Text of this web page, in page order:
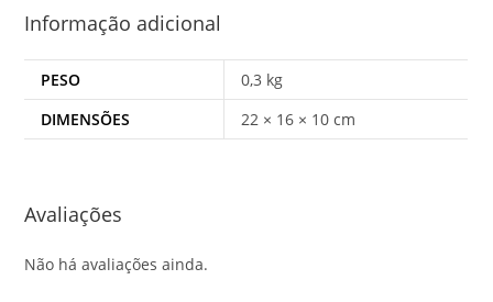
Informação adicional
PESO
0,3 kg
DIMENSÕES
22 × 16 × 10 cm
Avaliações
Não há avaliações ainda.